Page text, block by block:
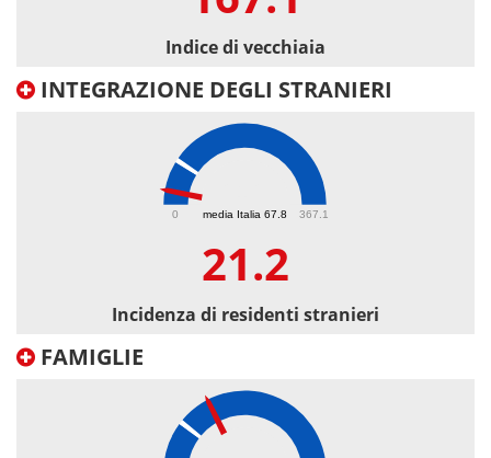
Indice di vecchiaia
INTEGRAZIONE DEGLI STRANIERI
media Italia 67.8
0 367.1
21.2
Incidenza di residenti stranieri
FAMIGLIE